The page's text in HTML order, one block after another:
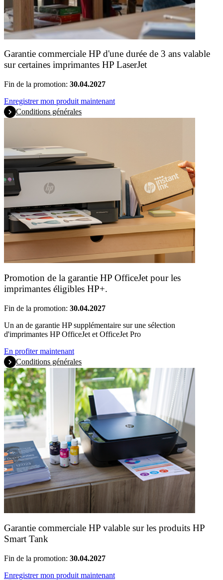
Garantie commerciale HP d'une durée de 3 ans valable
sur certaines imprimantes HP LaserJet
Fin de la promotion: 30.04.2027
Enregistrer mon produit maintenant
Conditions générales
Promotion de la garantie HP OfficeJet pour les
imprimantes éligibles HP+.
Fin de la promotion: 30.04.2027
Un an de garantie HP supplémentaire sur une sélection
d'imprimantes HP OfficeJet et OfficeJet Pro
En profiter maintenant
Conditions générales
Garantie commerciale HP valable sur les produits HP
Smart Tank
Fin de la promotion: 30.04.2027
Enregistrer mon produit maintenant